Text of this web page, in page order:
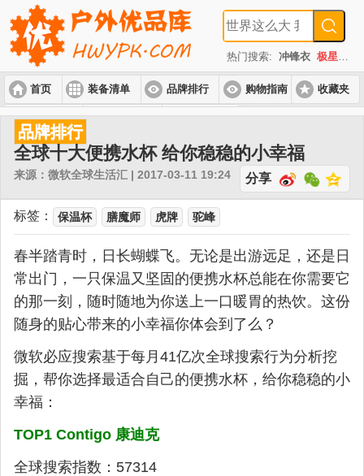
热门搜索: 冲锋衣 极星
首页 装备清单 品牌排行 购物指南
入门套装 进阶套装 高端套装
收藏夹
品牌排行
全球十大便携水杯 给你稳稳的小幸福
分享
来源：微软全球生活汇 | 2017-03-11 19:24
标签： 保温杯 膳魔师 虎牌 驼峰
春半踏青时，日长蝴蝶飞。无论是出游远足，还是日
常出门，一只保温又坚固的便携水杯总能在你需要它
的那一刻，随时随地为你送上一口暖胃的热饮。这份
随身的贴心带来的小幸福你体会到了么？
微软必应搜索基于每月41亿次全球搜索行为分析挖
掘，帮你选择最适合自己的便携水杯，给你稳稳的小
幸福：
TOP1 Contigo 康迪克
全球搜索指数：57314